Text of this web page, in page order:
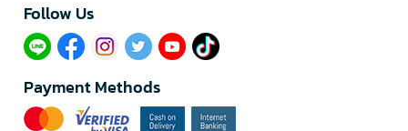
Follow Us​
Payment Methods